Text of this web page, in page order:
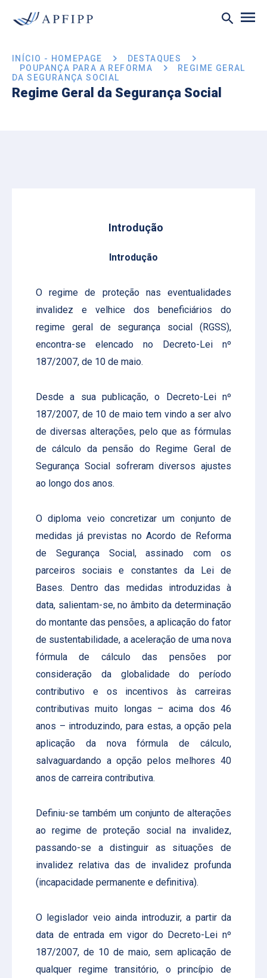
INÍCIO - HOMEPAGE
DESTAQUES
POUPANÇA PARA A REFORMA
REGIME GERAL
DA SEGURANÇA SOCIAL
Regime Geral da Segurança Social
Introdução
Introdução
O regime de proteção nas eventualidades
invalidez e velhice dos beneficiários do
regime geral de segurança social (RGSS),
encontra-se elencado no Decreto-Lei nº
187/2007, de 10 de maio.
Desde a sua publicação, o Decreto-Lei nº
187/2007, de 10 de maio tem vindo a ser alvo
de diversas alterações, pelo que as fórmulas
de cálculo da pensão do Regime Geral de
Segurança Social sofreram diversos ajustes
ao longo dos anos.
O diploma veio concretizar um conjunto de
medidas já previstas no Acordo de Reforma
de Segurança Social, assinado com os
parceiros sociais e constantes da Lei de
Bases. Dentro das medidas introduzidas à
data, salientam-se, no âmbito da determinação
do montante das pensões, a aplicação do fator
de sustentabilidade, a aceleração de uma nova
fórmula de cálculo das pensões por
consideração da globalidade do período
contributivo e os incentivos às carreiras
contributivas muito longas – acima dos 46
anos – introduzindo, para estas, a opção pela
aplicação da nova fórmula de cálculo,
salvaguardando a opção pelos melhores 40
anos de carreira contributiva.
Definiu-se também um conjunto de alterações
ao regime de proteção social na invalidez,
passando-se a distinguir as situações de
invalidez relativa das de invalidez profunda
(incapacidade permanente e definitiva).
O legislador veio ainda introduzir, a partir da
data de entrada em vigor do Decreto-Lei nº
187/2007, de 10 de maio, sem aplicação de
qualquer regime transitório, o princípio de